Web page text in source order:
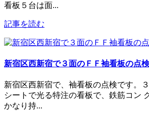
看板５台は面...
記事を読む
新宿区西新宿で３面のＦＦ袖看板の点
新宿区西新宿で、袖看板の点検です。
シートで光る特注の看板で、鉄筋コン
かなり持...